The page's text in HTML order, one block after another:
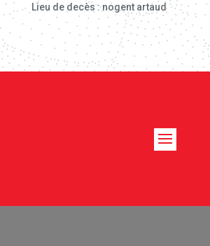
Lieu de decès : nogent artaud